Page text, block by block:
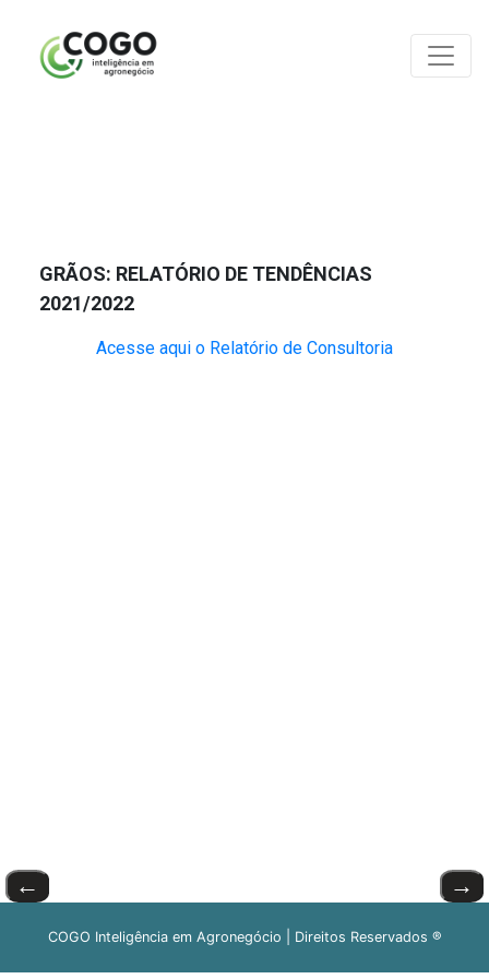
GRÃOS: RELATÓRIO DE TENDÊNCIAS
2021/2022
Acesse aqui o Relatório de Consultoria
← →
COGO Inteligência em Agronegócio | Direitos Reservados ®